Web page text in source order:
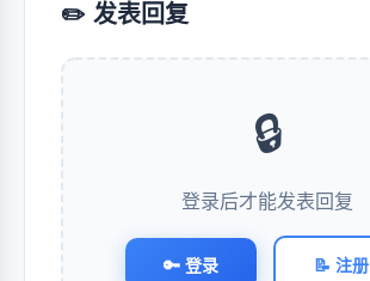
✏️ 发表回复
🔒
登录后才能发表回复
🔑 登录 📝 注册